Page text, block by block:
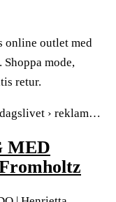
online outlet med
mode,
retur.
› reklam…
MED